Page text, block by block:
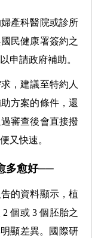
產科醫院或診所
民健康署簽約之
申請政府補助。
，建議至特約人
方案的條件，還
審查後會直接撥
又快速。
多愈好──
的資料顯示，植
個或 3 個胚胎之
顯差異。國際研